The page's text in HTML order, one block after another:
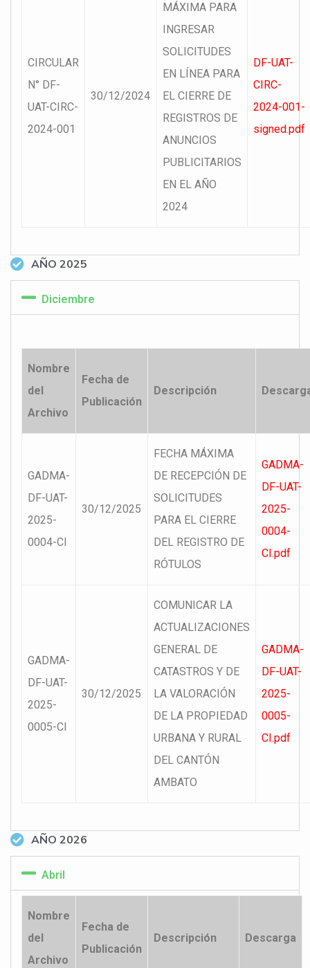
CIRCULAR
N° DF-
UAT-CIRC-
2024-001
30/12/2024
MÁXIMA PARA
INGRESAR
SOLICITUDES
EN LÍNEA PARA
EL CIERRE DE
REGISTROS DE
ANUNCIOS
PUBLICITARIOS
EN EL AÑO
2024
DF-UAT-
CIRC-
2024-001-
signed.pdf
AÑO 2025
Diciembre
Nombre
del
Archivo
Fecha de
Publicación
Descripción
GADMA-
DF-UAT-
2025-
0004-CI
30/12/2025
FECHA MÁXIMA
DE RECEPCIÓN DE
SOLICITUDES
PARA EL CIERRE
DEL REGISTRO DE
RÓTULOS
GADMA-
DF-UAT-
2025-
0004-
CI.pdf
GADMA-
DF-UAT-
2025-
0005-CI
30/12/2025
COMUNICAR LA
ACTUALIZACIONES
GENERAL DE
CATASTROS Y DE
LA VALORACIÓN
DE LA PROPIEDAD
URBANA Y RURAL
DEL CANTÓN
AMBATO
GADMA-
DF-UAT-
2025-
0005-
CI.pdf
AÑO 2026
Abril
Nombre
del
Archivo
Fecha de
Publicación
Descripción Descarga